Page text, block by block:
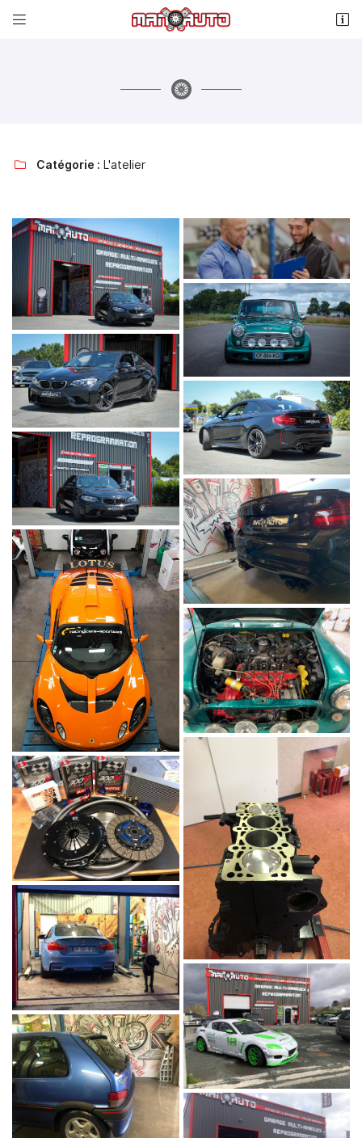
 
 Adresse email de réception
 Recopier le code ci-contre
Rafraîchir le captcha
En cochant cette case, vous consentez à recevoir nos propositions
commerciales à l'adresse email indiqué ci-dessus. Vous pouvez vous
désinscrire à tout moment en utilisant
le formulaire de désinscription.
Inscription
 Catégorie : L'atelier